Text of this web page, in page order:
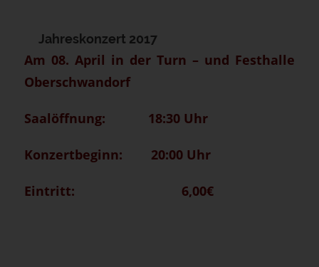
Jahreskonzert 2017
Am 08. April in der Turn – und Festhalle
Oberschwandorf
Saalöffnung: 18:30 Uhr
Konzertbeginn: 20:00 Uhr
Eintritt: 6,00€